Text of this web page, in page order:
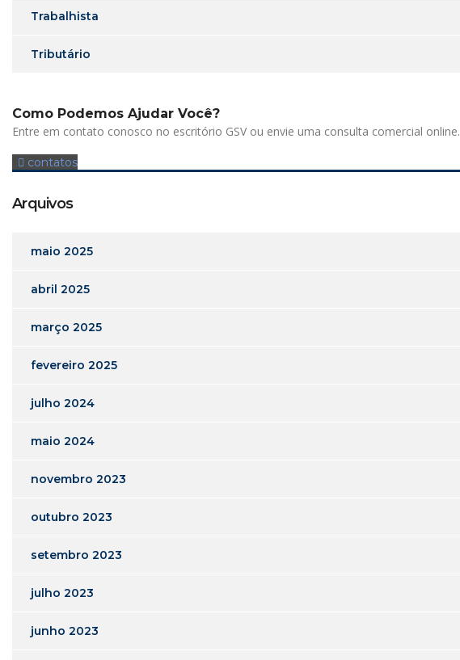
Trabalhista
Tributário
Como Podemos Ajudar Você?
Entre em contato conosco no escritório GSV ou envie uma consulta comercial online.
contatos
Arquivos
maio 2025
abril 2025
março 2025
fevereiro 2025
julho 2024
maio 2024
novembro 2023
outubro 2023
setembro 2023
julho 2023
junho 2023